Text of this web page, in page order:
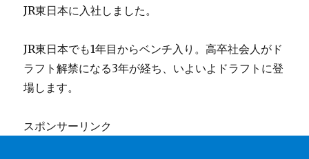
JR東日本に入社しました。
JR東日本でも1年目からベンチ入り。高卒社会人がド
ラフト解禁になる3年が経ち、いよいよドラフトに登
場します。
スポンサーリンク